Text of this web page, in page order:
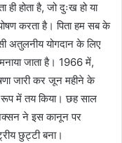
ही होता है, जो दुःख हो या
करता है। पिता हम सब के
अतुलनीय योगदान के लिए
जाता है। 1966 में,
जारी कर जून महीने के
रूप में तय किया। छह साल
ने इस कानून पर
छुट्टी बना।